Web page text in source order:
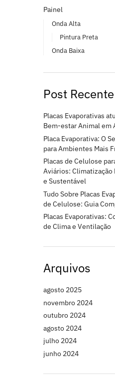
Painel
Onda Alta
Pintura Preta
Onda Baixa
Post Recente
Placas Evaporativas
Bem-estar Animal em
Placa Evaporativa: O
para Ambientes Mais
Placas de Celulose
Aviários: Climatização
e Sustentável
Tudo Sobre Placas
de Celulose: Guia
Placas Evaporativas:
de Clima e Ventilação
Arquivos
agosto 2025
novembro 2024
outubro 2024
agosto 2024
julho 2024
junho 2024